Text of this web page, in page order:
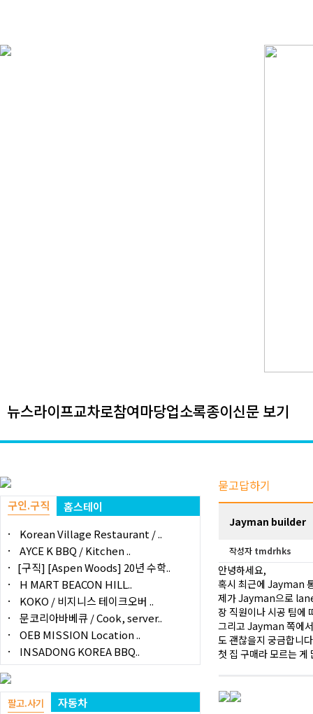
뉴스라이프교차로참여마당업소록종이신문 보기
구인.구직
홈스테이
Korean Village Restaurant / ..
AYCE K BBQ / Kitchen ..
[구직] [Aspen Woods] 20년 수학..
H MART BEACON HILL..
KOKO / 비지니스 테이크오버 ..
문코리아바베큐 / Cook, server..
OEB MISSION Location ..
INSADONG KOREA BBQ..
팔고.사기
자동차
묻고답하기
Jayman builder
작성자 tmdrhks
안녕하세요,
혹시 최근에 Jayman
제가 Jayman으로
장 직원이나 시공 팀에
그리고 Jayman 쪽에
도 괜찮을지 궁금합니
첫 집 구매라 모르는